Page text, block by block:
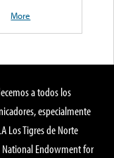
More
a todos los
especialmente
Los Tigres de Norte
National Endowment for